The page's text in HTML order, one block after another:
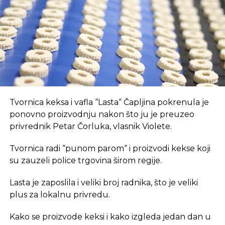
suvremeni način rada.
REKLAMA
U coworking prostoru, radnici su okruženi sličnim
profesionalcima, što potiče produktivnost i radnu
atmosferu koju je teško postići u kućnom
Dodatna prednost coworkinga je umrežavanje i
prostoru omogućava razmjenu ideja, kontakata i
suradnji, čime coworking prostor postaje inkubator
Tvornica keksa i vafla “Lasta“ Čapljina pokrenula je
ponovno proizvodnju nakon što ju je preuzeo
privrednik Petar Čorluka, vlasnik Violete.
Tvornica radi “punom parom“ i proizvodi kekse koji
su zauzeli police trgovina širom regije.
Lasta je zaposlila i veliki broj radnika, što je veliki
plus za lokalnu privredu.
Kako se proizvode keksi i kako izgleda jedan dan u